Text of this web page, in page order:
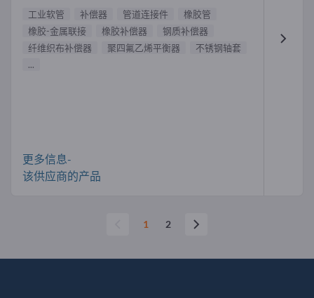
工业软管 补偿器 管道连接件
橡胶管
橡胶-金属联接
橡胶补偿器
钢质补偿器
纤维织布补偿器
聚四氟乙烯平衡器
不锈钢轴套
...
更多信息-
该供应商的产品
1 2